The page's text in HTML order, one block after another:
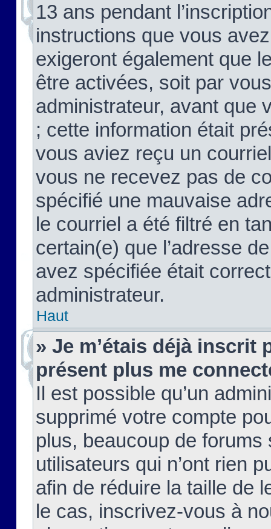
13 ans pendant
instructions que vous
exigeront également que
être activées, soit par
administrateur, avant que
; cette information était
vous aviez reçu un
vous ne recevez pas de
spécifié une mauvaise
le courriel a été filtré en
certain(e) que l’adresse
avez spécifiée était
administrateur.
Haut
» Je m’étais déjà inscrit
présent plus me
Il est possible qu’un
supprimé votre compte
plus, beaucoup de
utilisateurs qui n’ont rien
afin de réduire la taille de
le cas, inscrivez-vous à